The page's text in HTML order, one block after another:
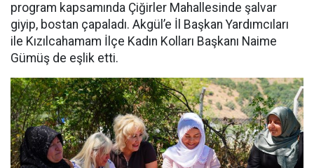
program kapsamında Çiğirler Mahallesinde şalvar
giyip, bostan çapaladı. Akgül’e İl Başkan Yardımcıları
ile Kızılcahamam İlçe Kadın Kolları Başkanı Naime
Gümüş de eşlik etti.